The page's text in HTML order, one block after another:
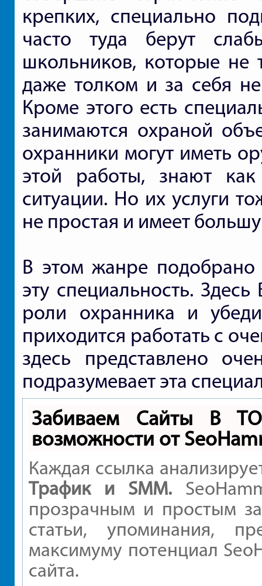
крепких, специально
часто туда берут
школьников, которые не
даже толком и за себя не
Кроме этого есть
занимаются охраной
охранники могут иметь
этой работы, знают
ситуации. Но их услуги
не простая и имеет
В этом жанре
эту специальность.
роли охранника и
приходится работать с
здесь представлено
подразумевает эта
Забиваем Сайты В
возможности от
Каждая ссылка
Трафик и SMM.
прозрачным и простым
статьи, упоминания,
максимуму потенциал
сайта.